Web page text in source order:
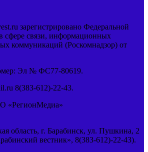
зарегистрировано Федеральной
сфере связи, информационных
коммуникаций (Роскомнадзор) от
Эл № ФС77-80619.
8(383-612)-22-43.
«РегионМедиа»
область, г. Барабинск, ул. Пушкина, 2
вестник», 8(383-612)-22-43).